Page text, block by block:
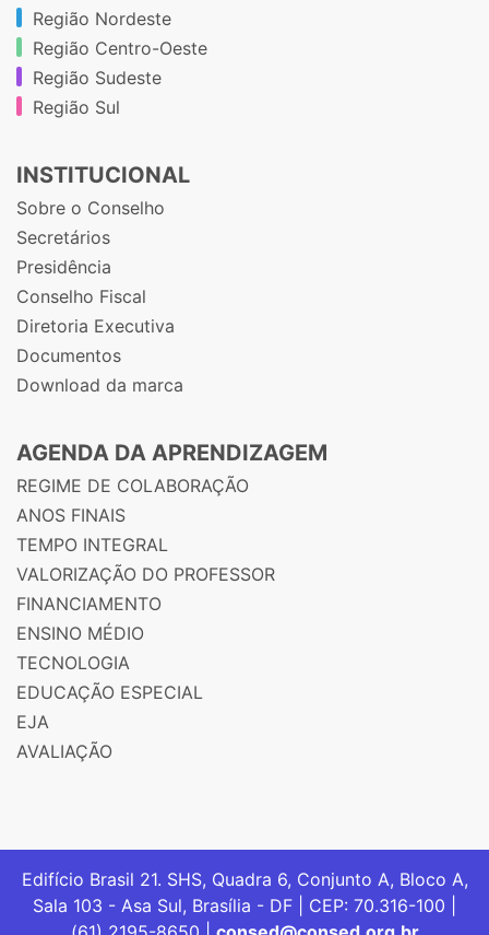
Região Nordeste
Região Centro-Oeste
Região Sudeste
Região Sul
INSTITUCIONAL
Sobre o Conselho
Secretários
Presidência
Conselho Fiscal
Diretoria Executiva
Documentos
Download da marca
AGENDA DA APRENDIZAGEM
REGIME DE COLABORAÇÃO
ANOS FINAIS
TEMPO INTEGRAL
VALORIZAÇÃO DO PROFESSOR
FINANCIAMENTO
ENSINO MÉDIO
TECNOLOGIA
EDUCAÇÃO ESPECIAL
EJA
AVALIAÇÃO
Edifício Brasil 21. SHS, Quadra 6, Conjunto A, Bloco A,
Sala 103 - Asa Sul, Brasília - DF | CEP: 70.316-100 |